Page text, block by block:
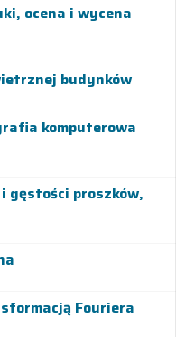
ocena i wycena
budynków
komputerowa
gęstości proszków,
Fouriera